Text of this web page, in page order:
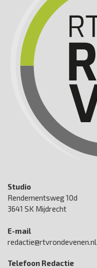
Studio
Rendementsweg 10d
3641 SK Mijdrecht
E-mail
redactie@rtvrondevenen.nl
Telefoon Redactie